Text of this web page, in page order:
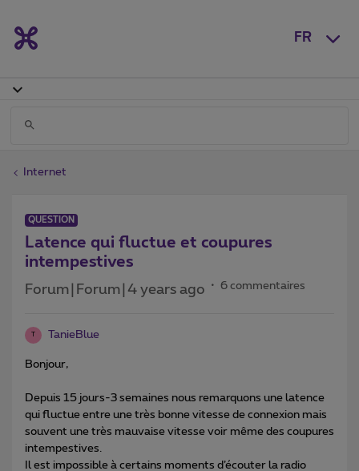
FR
Internet
QUESTION
Latence qui fluctue et coupures
intempestives
Forum|Forum|4 years ago 6 commentaires
TanieBlue
Bonjour,
Depuis 15 jours-3 semaines nous remarquons une latence
qui fluctue entre une très bonne vitesse de connexion mais
souvent une très mauvaise vitesse voir même des coupures
intempestives.
Il est impossible à certains moments d’écouter la radio